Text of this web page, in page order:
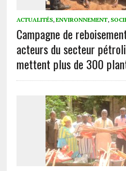
ACTUALITÉS, ENVIRONNEMENT,
Campagne de
acteurs du secteur
mettent plus de 300